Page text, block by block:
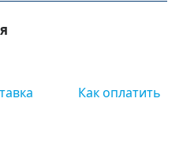
Как оплатить